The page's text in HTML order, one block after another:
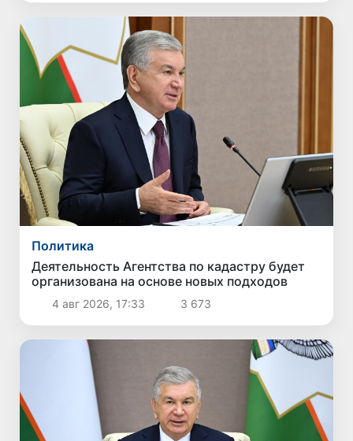
Политика
Деятельность Агентства по кадастру будет
организована на основе новых подходов
4 авг 2026, 17:33 3 673